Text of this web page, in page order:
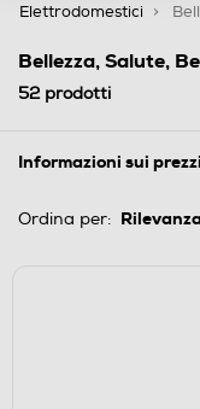
Elettrodomestici
Bellezza, Salute,
52prodotti
Informazioni sui
Ordina per: